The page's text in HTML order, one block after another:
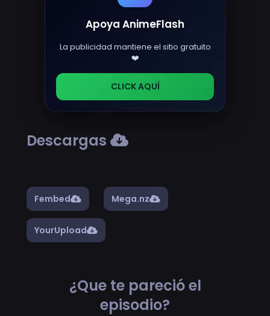
Apoya AnimeFlash
La publicidad mantiene el sitio gratuito
❤️
CLICK AQUÍ
Descargas
Fembed Mega.nz
YourUpload
¿Que te pareció el
episodio?